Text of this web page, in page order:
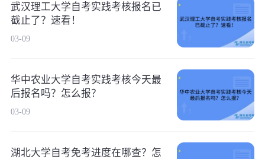
武汉理工大学自考实践考核报名已
截止了？速看！
03-09
华中农业大学自考实践考核今天最
后报名吗？怎么报？
03-09
湖北大学自考免考进度在哪查？怎